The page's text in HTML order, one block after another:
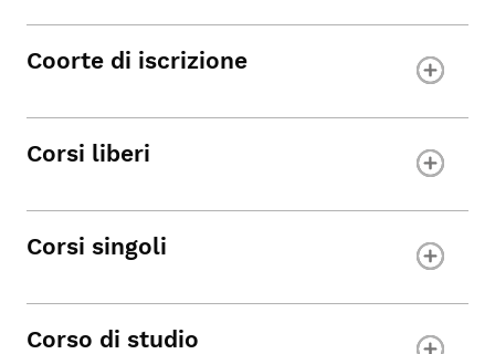
Coorte di iscrizione
Corsi liberi
Corsi singoli
Corso di studio